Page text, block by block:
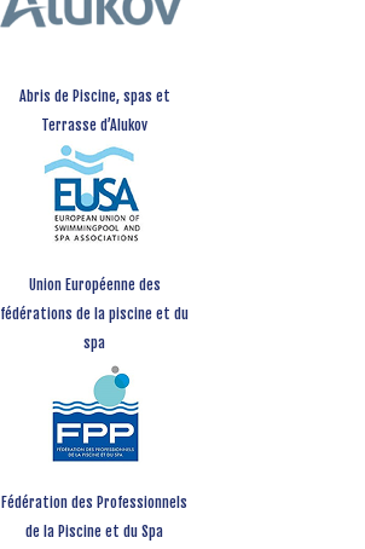
Abris de Piscine, spas et
Terrasse d’Alukov
Union Européenne des
fédérations de la piscine et du
spa
Fédération des Professionnels
de la Piscine et du Spa